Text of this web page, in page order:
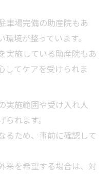
車場完備の助産院もあ
境が整っています。
実施している助産院もあ
してケアを受けられま
実施範囲や受け入れ人
れます。
るため、事前に確認して
来を希望する場合は、対